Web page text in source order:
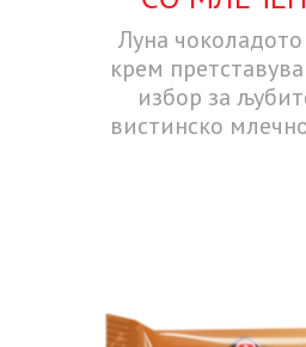
Луна
крем
избор за
вистинско